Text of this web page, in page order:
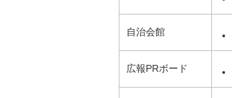
自治会館
広報PRボード